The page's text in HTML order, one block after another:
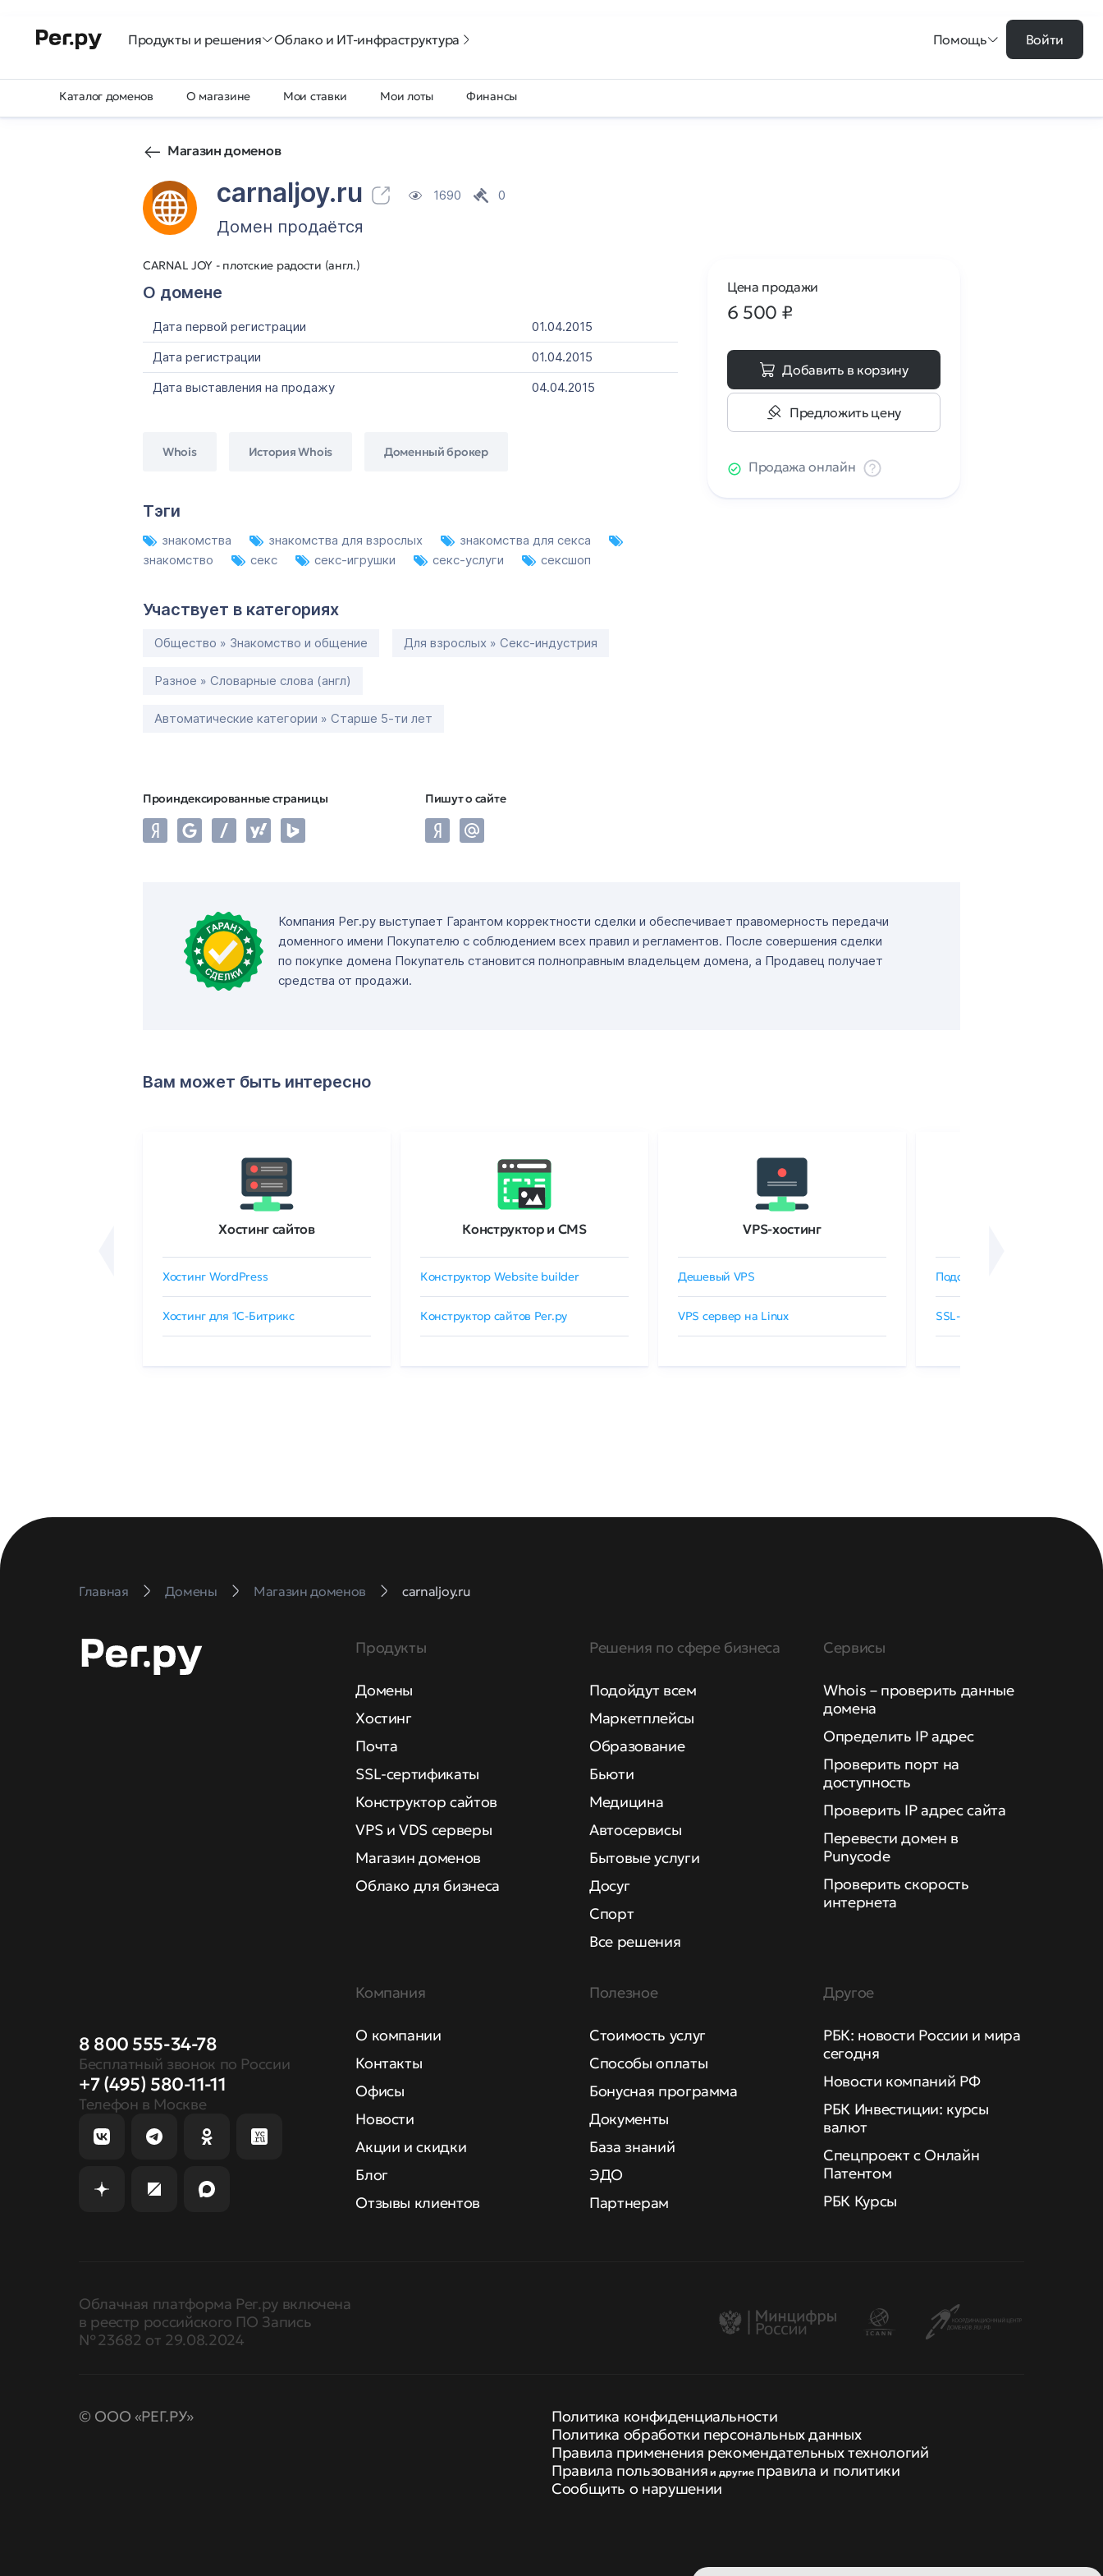
Продукты и решения Облако и ИТ-инфраструктура Помощь Войти
Каталог доменов О магазине Мои ставки Мои лоты Финансы
Магазин доменов
carnaljoy.ru 1690 0
Домен продаётся
CARNAL JOY - плотские радости (англ.)
О домене
Дата первой регистрации
01.04.2015
Дата регистрации
01.04.2015
Дата выставления на продажу
04.04.2015
Whois История Whois Доменный брокер
Тэги
знакомства знакомства для взрослых
знакомства для секса
знакомство
секс секс-игрушки секс-услуги сексшоп
Участвует в категориях
Общество » Знакомство и общение Для взрослых » Секс-индустрия
Разное » Словарные слова (англ)
Автоматические категории » Старше 5-ти лет
Проиндексированные страницы Пишут о сайте
Цена продажи
6 500 ₽
Добавить в корзину
Предложить цену
Продажа онлайн
Компания Рег.ру выступает Гарантом корректности сделки и обеспечивает правомерность передачи
доменного имени Покупателю с соблюдением всех правил и регламентов. После совершения сделки
по покупке домена Покупатель становится полноправным владельцем домена, а Продавец получает
средства от продажи.
Вам может быть интересно
Хостинг сайтов
Хостинг WordPress
Хостинг для 1C-Битрикс
Конструктор и CMS
Конструктор Website builder
Конструктор сайтов Рег.ру
VPS-хостинг
Дешевый VPS
VPS сервер на Linux
Подобрать SSL-сертификат
SSL-сертификаты GlobalSign
Главная Домены Магазин доменов carnaljoy.ru
8 800 555-34-78
Бесплатный звонок по России
+7 (495) 580-11-11
Телефон в Москве
Продукты
Домены
Хостинг
Почта
SSL-сертификаты
Конструктор сайтов
VPS и VDS серверы
Магазин доменов
Облако для бизнеса
Решения по сфере бизнеса
Подойдут всем
Маркетплейсы
Образование
Бьюти
Медицина
Автосервисы
Бытовые услуги
Досуг
Спорт
Все решения
Сервисы
Whois – проверить данные
домена
Определить IP адрес
Проверить порт на
доступность
Проверить IP адрес сайта
Перевести домен в
Punycode
Проверить скорость
интернета
Компания
О компании
Контакты
Офисы
Новости
Акции и скидки
Блог
Отзывы клиентов
Полезное
Стоимость услуг
Способы оплаты
Бонусная программа
Документы
База знаний
ЭДО
Партнерам
Другое
РБК: новости России и мира
сегодня
Новости компаний РФ
РБК Инвестиции: курсы
валют
Спецпроект с Онлайн
Патентом
РБК Курсы
Облачная платформа Рег.ру включена
в реестр российского ПО Запись
№ 23682 от 29.08.2024
© ООО «РЕГ.РУ»
Политика конфиденциальности
Политика обработки персональных данных
Правила применения рекомендательных технологий
Правила пользования и другие правила и политики
Сообщить о нарушении